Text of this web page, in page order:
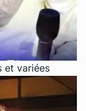
et variées